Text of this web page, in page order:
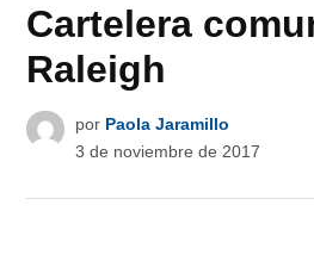
Cartelera
Raleigh
por Paola Jaramillo
3 de noviembre de 2017